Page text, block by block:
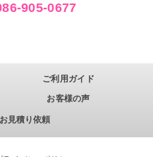
905-0677
ご利用ガイド
お客様の声
見積り依頼